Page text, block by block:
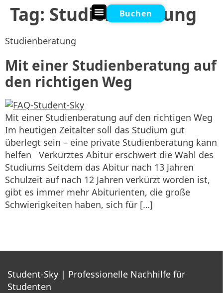
Buchen
Tag: Studienberatung
Studienberatung
Mit einer Studienberatung auf
den richtigen Weg
Mit einer Studienberatung auf den richtigen Weg
Im heutigen Zeitalter soll das Studium gut
überlegt sein – eine private Studienberatung kann
helfen Verkürztes Abitur erschwert die Wahl des
Studiums Seitdem das Abitur nach 13 Jahren
Schulzeit auf nach 12 Jahren verkürzt worden ist,
gibt es immer mehr Abiturienten, die große
Schwierigkeiten haben, sich für […]
Student-Sky | Professionelle Nachhilfe für
Studenten